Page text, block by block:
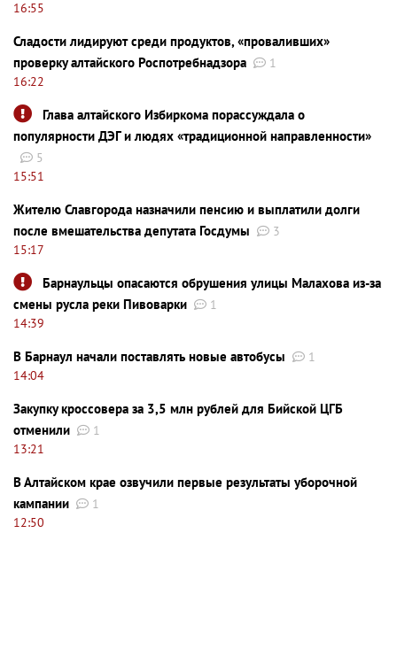
16:55
Сладости лидируют среди продуктов, «проваливших»
проверку алтайского Роспотребнадзора
1
16:22
Глава алтайского Избиркома порассуждала о
популярности ДЭГ и людях «традиционной направленности»
5
15:51
Жителю Славгорода назначили пенсию и выплатили долги
после вмешательства депутата Госдумы
3
15:17
Барнаульцы опасаются обрушения улицы Малахова из-за
смены русла реки Пивоварки
1
14:39
В Барнаул начали поставлять новые автобусы
1
14:04
Закупку кроссовера за 3,5 млн рублей для Бийской ЦГБ
отменили
1
13:21
В Алтайском крае озвучили первые результаты уборочной
кампании
1
12:50